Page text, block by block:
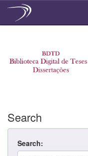
Search
Search: